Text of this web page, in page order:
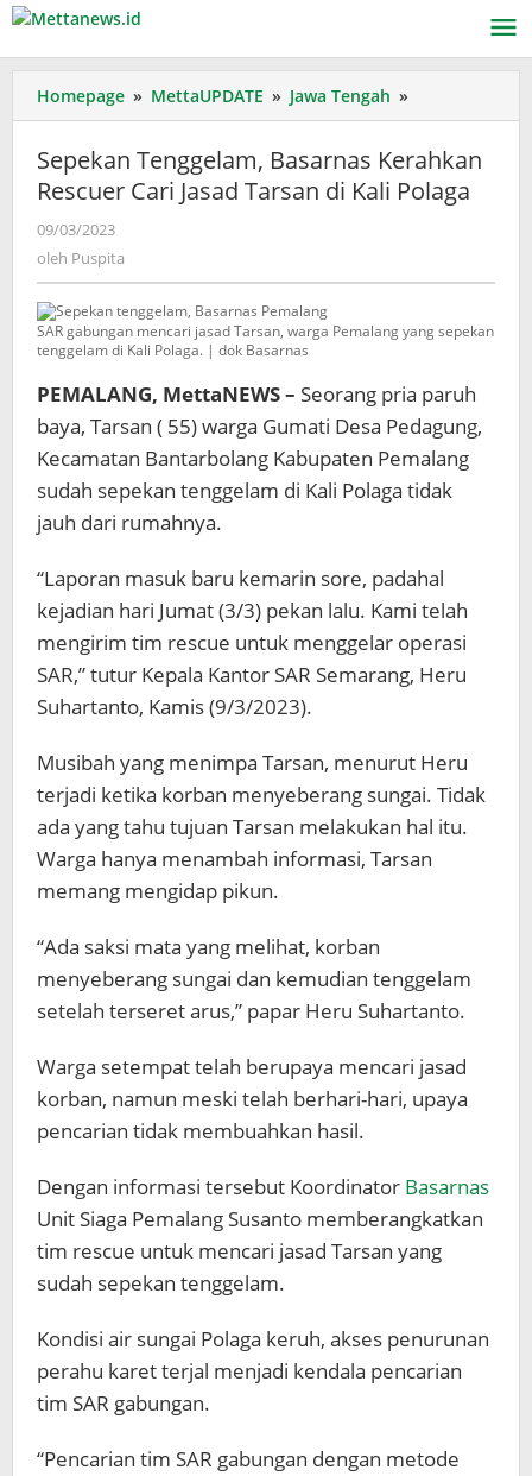
Lewati
konten
Homepage » MettaUPDATE » Jawa Tengah »
Tenggelam,
Kerahkan
Rescuer
Polaga
Sepekan Tenggelam, Basarnas Kerahkan
Rescuer Cari Jasad Tarsan di Kali Polaga
09/03/2023
oleh Puspita
SAR gabungan mencari jasad Tarsan, warga Pemalang yang sepekan
tenggelam di Kali Polaga. | dok Basarnas
PEMALANG, MettaNEWS – Seorang pria paruh
baya, Tarsan ( 55) warga Gumati Desa Pedagung,
Kecamatan Bantarbolang Kabupaten Pemalang
sudah sepekan tenggelam di Kali Polaga tidak
jauh dari rumahnya.
“Laporan masuk baru kemarin sore, padahal
kejadian hari Jumat (3/3) pekan lalu. Kami telah
mengirim tim rescue untuk menggelar operasi
SAR,” tutur Kepala Kantor SAR Semarang, Heru
Suhartanto, Kamis (9/3/2023).
Musibah yang menimpa Tarsan, menurut Heru
terjadi ketika korban menyeberang sungai. Tidak
ada yang tahu tujuan Tarsan melakukan hal itu.
Warga hanya menambah informasi, Tarsan
memang mengidap pikun.
“Ada saksi mata yang melihat, korban
menyeberang sungai dan kemudian tenggelam
setelah terseret arus,” papar Heru Suhartanto.
Warga setempat telah berupaya mencari jasad
korban, namun meski telah berhari-hari, upaya
pencarian tidak membuahkan hasil.
Dengan informasi tersebut Koordinator Basarnas
Unit Siaga Pemalang Susanto memberangkatkan
tim rescue untuk mencari jasad Tarsan yang
sudah sepekan tenggelam.
Kondisi air sungai Polaga keruh, akses penurunan
perahu karet terjal menjadi kendala pencarian
tim SAR gabungan.
“Pencarian tim SAR gabungan dengan metode